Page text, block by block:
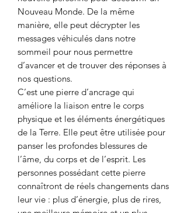
Nouveau Monde. De la même
manière, elle peut décrypter les
messages véhiculés dans notre
sommeil pour nous permettre
d’avancer et de trouver des réponses à
nos questions.
C’est une pierre d’ancrage qui
améliore la liaison entre le corps
physique et les éléments énergétiques
de la Terre. Elle peut être utilisée pour
panser les profondes blessures de
l’âme, du corps et de l’esprit. Les
personnes possédant cette pierre
connaîtront de réels changements dans
leur vie : plus d’énergie, plus de rires,